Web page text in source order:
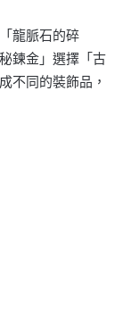
龍脈石的碎
鍊金」選擇「古
不同的裝飾品，